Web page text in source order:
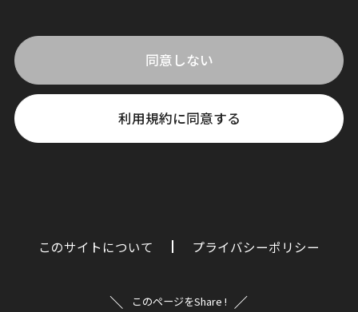
同意しない
利用規約に同意する
このサイトについて プライバシーポリシー
このページをShare !